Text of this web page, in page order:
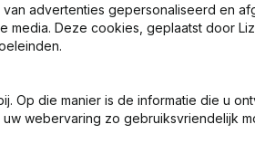
Van der Ploeg en Kuipers Cattle
advertenties gepersonaliseerd en
media. Deze cookies, geplaatst door
Op die manier is de informatie die u
webervaring zo gebruiksvriendelijk